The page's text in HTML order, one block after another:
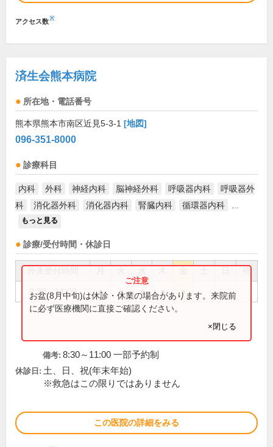
アクセス数※
済生会熊本病院
所在地・電話番号
熊本県熊本市南区近見5-3-1 [地図]
096-351-8000
診療科目
内科 外科 神経内科 脳神経外科 呼吸器内科
呼吸器外
科
消化器外科 消化器内科 腎臓内科 循環器内科
もっと見る
診療/受付時間・休診日
祝
8:30～11:00 ● ● ● ● ●
お盆(8月中旬)は休診・休業の場合があります。来院前
に必ず医療機関に直接ご確認ください。
×閉じる
備考: 8:30～11:00 一部予約制
休診日: 土、日、祝(年末年始)
※救急はこの限りではありません
この医院の詳細をみる